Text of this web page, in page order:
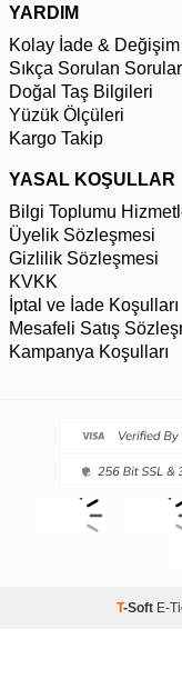
YARDIM
Kolay İade & Değişim
Sıkça Sorulan Sorular
Doğal Taş Bilgileri
Yüzük Ölçüleri
Kargo Takip
YASAL KOŞULLAR
Bilgi Toplumu
Üyelik Sözleşmesi
Gizlilik Sözleşmesi
KVKK
İptal ve İade Koşulları
Mesafeli Satış
Kampanya Koşulları
T-Soft E-